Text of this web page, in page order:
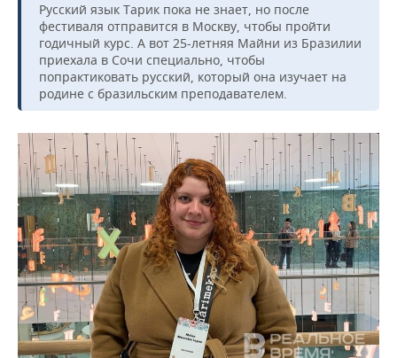
Русский язык Тарик пока не знает, но после
фестиваля отправится в Москву, чтобы пройти
годичный курс. А вот 25-летняя Майни из Бразилии
приехала в Сочи специально, чтобы
попрактиковать русский, который она изучает на
родине с бразильским преподавателем.